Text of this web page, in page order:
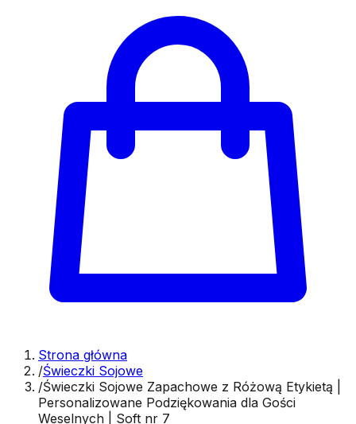
Strona główna
/Świeczki Sojowe
/Świeczki Sojowe Zapachowe z Różową Etykietą |
Personalizowane Podziękowania dla Gości
Weselnych | Soft nr 7